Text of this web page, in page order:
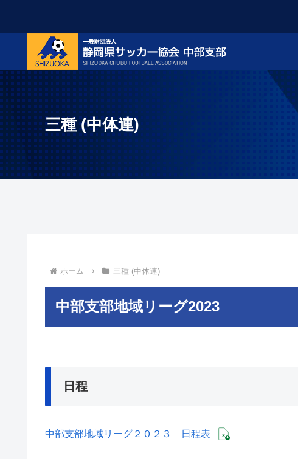
三種 (中体連)
ホーム 三種 (中体連)
中部支部地域リーグ2023
日程
中部支部地域リーグ２０２３ 日程表